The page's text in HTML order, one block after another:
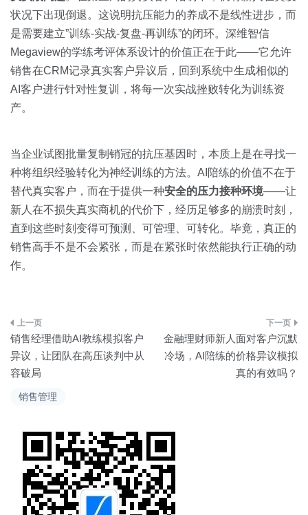
销售管理
状况下出现倒退。这说明抗压能力的养成不是线性进步，而
是需要建立”训练-实战-复盘-再训练”的闭环。深维智信
Megaview的学练考评体系设计的价值正在于此——它允许
销售在CRM记录真实客户异议后，回到系统中生成相似的
AI客户进行针对性复训，将每一次实战挫败转化为训练资
产。
当企业试图批量复制销冠的抗压基因时，本质上是在寻找一
种将组织经验转化为神经训练的方法。AI陪练的价值不在于
替代真实客户，而在于提供一种安全的压力接种环境——让
新人在不损失真实商机的代价下，经历足够多的崩溃时刻，
直到这些时刻变得可预测、可管理、可转化。毕竟，真正的
销售高手不是不会紧张，而是在紧张时依然能执行正确的动
作。
文
章
导
销售经理借助AI教练模拟客户
异议，让团队在高压谈判中从
容破局
金融理财师新人面对客户沉默
冷场，AI陪练的价格异议模拟
真的有效吗？